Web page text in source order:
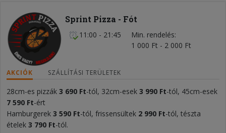
Sprint Pizza - Fót
11:00 - 21:45
Min. rendelés
1 000 Ft - 2 000 Ft
AKCIÓK SZÁLLÍTÁSI TERÜLETEK
28cm-es pizzák 3 690 Ft-tól, 32cm-esek 3 990 Ft-tól, 45cm-esek
7 590 Ft-ért
Hamburgerek 3 590 Ft-tól, frissensültek 2 990 Ft-tól, tészta
ételek 3 790 Ft-tól.